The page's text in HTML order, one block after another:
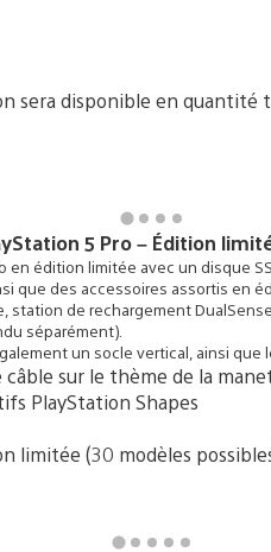
sera disponible en
5 Pro – Édition
en édition limitée avec un disque
que des accessoires assortis en
station de rechargement
séparément).
un socle vertical, ainsi
sur le thème de la
PlayStation Shapes
limitée (30 modèles